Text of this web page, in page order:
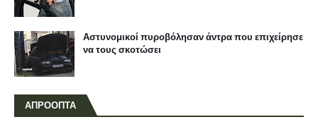
Αστυνομικοί πυροβόλησαν άντρα που επιχείρησε
να τους σκοτώσει
ΑΠΡΟΟΠΤΑ